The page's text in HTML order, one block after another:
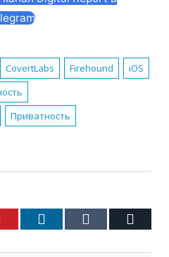
CovertLabs Firehound
iOS
Приватность
Pinterest LinkedIn Tumblr